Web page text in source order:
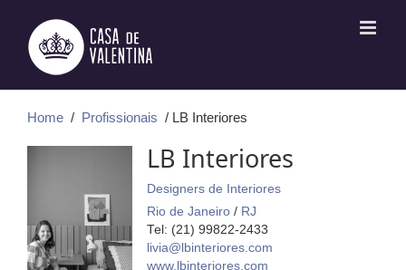
conteúdo
Home / Profissionais / LB Interiores
LB Interiores
Designers de Interiores
Rio de Janeiro / RJ
Tel: (21) 99822-2433
livia@lbinteriores.com
www.lbinteriores.com